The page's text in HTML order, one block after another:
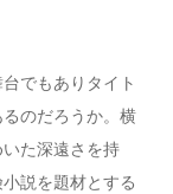
でもありタイト
のだろうか。横
た深遠さを持
説を題材とする